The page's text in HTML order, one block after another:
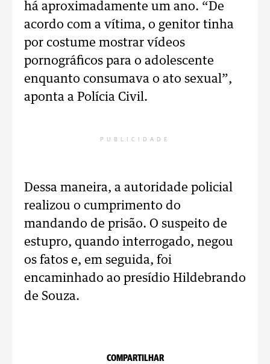
há aproximadamente um ano. “De
acordo com a vítima, o genitor tinha
por costume mostrar vídeos
pornográficos para o adolescente
enquanto consumava o ato sexual”,
aponta a Polícia Civil.
PUBLICIDADE
Dessa maneira, a autoridade policial
realizou o cumprimento do
mandando de prisão. O suspeito de
estupro, quando interrogado, negou
os fatos e, em seguida, foi
encaminhado ao presídio Hildebrando
de Souza.
COMPARTILHAR